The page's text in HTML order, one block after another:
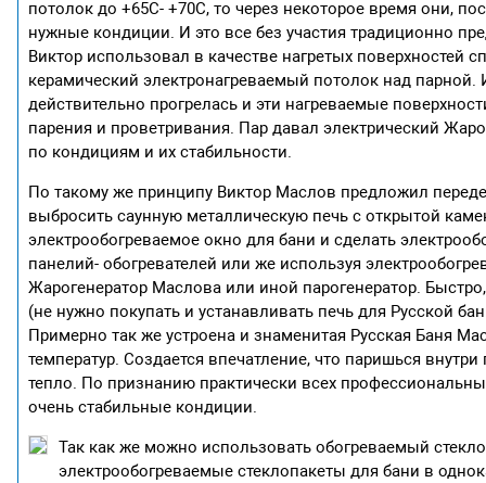
потолок до +65С- +70С, то через некоторое время они,
нужные кондиции. И это все без участия традиционно
Виктор использовал в качестве нагретых
керамический электронагреваемый потолок над
действительно прогрелась и эти нагреваемые
парения и проветривания. Пар давал электрический
по кондициям и их стабильности.
По такому же принципу Виктор Маслов предложил
выбросить саунную металлическую печь с открытой
электрообогреваемое окно для бани и сделать
панелий- обогревателей или же используя
Жарогенератор Маслова или иной парогенератор.
(не нужно покупать и устанавливать печь для Русской
Примерно так же устроена и знаменитая Русская Баня
температур. Создается впечатление, что паришься
тепло. По признанию практически всех
очень стабильные кондиции.
Так как же можно использовать обогреваемый
электрообогреваемые стеклопакеты для бани в